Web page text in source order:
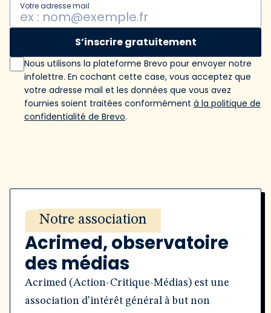
Votre adresse mail
S’inscrire gratuitement
Nous utilisons la plateforme Brevo pour envoyer notre
infolettre. En cochant cette case, vous acceptez que
votre adresse mail et les données que vous avez
fournies soient traitées conformément à la politique de
confidentialité de Brevo.
Notre association
Acrimed, observatoire
des médias
Acrimed (Action-Critique-Médias) est une
association d'intérêt général à but non